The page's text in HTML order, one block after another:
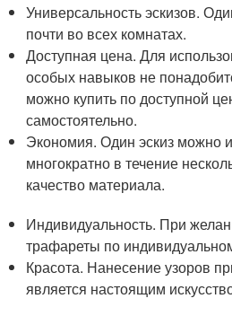
Универсальность эскизов.
почти во всех комнатах.
Доступная цена. Для
особых навыков не
можно купить по доступной
самостоятельно.
Экономия. Один эскиз можно
многократно в течение
качество материала.
Индивидуальность. При
трафареты по
Красота. Нанесение узоров
является настоящим